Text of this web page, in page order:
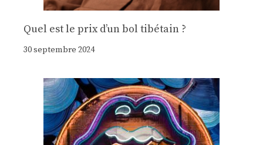
Quel est le prix d’un bol tibétain ?
30 septembre 2024